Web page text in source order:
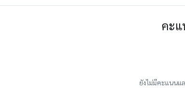
คะ
ยังไม่มีคะแนนแ